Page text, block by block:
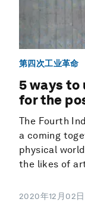
第四次工业革命
5 ways to
for the
The Fourth
a coming
physical
the likes of
2020年12月02日